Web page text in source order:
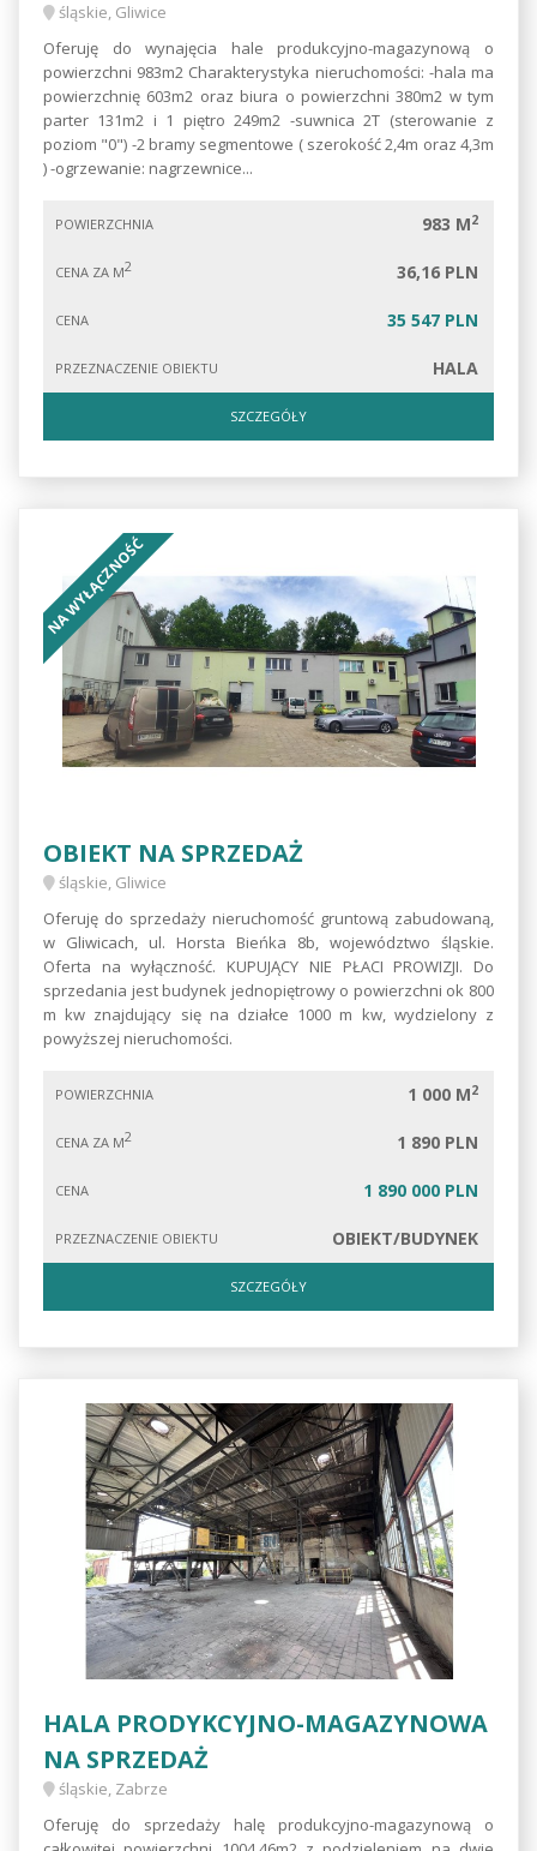
śląskie, Gliwice
Oferuję do wynajęcia hale produkcyjno-magazynową o
powierzchni 983m2 Charakterystyka nieruchomości: -hala ma
powierzchnię 603m2 oraz biura o powierzchni 380m2 w tym
parter 131m2 i 1 piętro 249m2 -suwnica 2T (sterowanie z
poziom "0") -2 bramy segmentowe ( szerokość 2,4m oraz 4,3m
) -ogrzewanie: nagrzewnice...
POWIERZCHNIA 983 M2
CENA ZA M2 36,16 PLN
CENA 35 547 PLN
PRZEZNACZENIE OBIEKTU HALA
SZCZEGÓŁY
NA WYŁĄCZNOŚĆ
OBIEKT NA SPRZEDAŻ
śląskie, Gliwice
Oferuję do sprzedaży nieruchomość gruntową zabudowaną,
w Gliwicach, ul. Horsta Bieńka 8b, województwo śląskie.
Oferta na wyłączność. KUPUJĄCY NIE PŁACI PROWIZJI. Do
sprzedania jest budynek jednopiętrowy o powierzchni ok 800
m kw znajdujący się na działce 1000 m kw, wydzielony z
powyższej nieruchomości.
POWIERZCHNIA 1 000 M2
CENA ZA M2 1 890 PLN
CENA 1 890 000 PLN
PRZEZNACZENIE OBIEKTU OBIEKT/BUDYNEK
SZCZEGÓŁY
HALA PRODYKCYJNO-MAGAZYNOWA
NA SPRZEDAŻ
śląskie, Zabrze
Oferuję do sprzedaży halę produkcyjno-magazynową o